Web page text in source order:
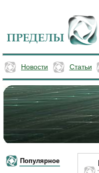
Новости Статьи
Популярное